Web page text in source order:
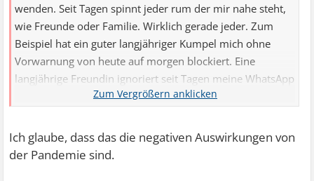
wenden. Seit Tagen spinnt jeder rum der mir nahe steht,
wie Freunde oder Familie. Wirklich gerade jeder. Zum
Beispiel hat ein guter langjähriger Kumpel mich ohne
Vorwarnung von heute auf morgen blockiert. Eine
langjährige Freundin ignoriert seit Tagen meine WhatsApp
Ich glaube, dass das die negativen Auswirkungen von
der Pandemie sind.